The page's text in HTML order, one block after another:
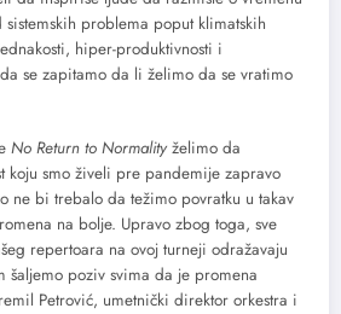
problema poput klimatskih
hiper-produktivnosti i
se zapitamo da li želimo da se vratimo
No Return to Normality želimo da
koju smo živeli pre pandemije zapravo
ne bi trebalo da težimo povratku u takav
na bolje. Upravo zbog toga, sve
repertoara na ovoj turneji odražavaju
šaljemo poziv svima da je promena
Petrović, umetnički direktor orkestra i